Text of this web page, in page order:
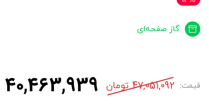
گاز صفحه‌ای
قیمت: تومان47,051,092
40,463,939